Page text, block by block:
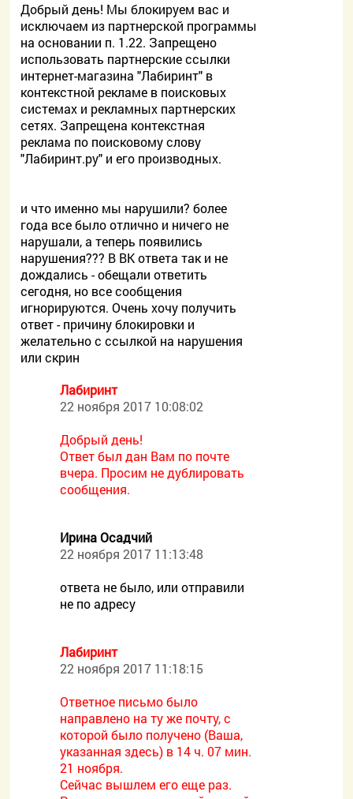
Добрый день! Мы блокируем вас и
исключаем из партнерской программы
на основании п. 1.22. Запрещено
использовать партнерские ссылки
интернет-магазина "Лабиринт" в
контекстной рекламе в поисковых
системах и рекламных партнерских
сетях. Запрещена контекстная
реклама по поисковому слову
"Лабиринт.ру" и его производных.
и что именно мы нарушили? более
года все было отлично и ничего не
нарушали, а теперь появились
нарушения??? В ВК ответа так и не
дождались - обещали ответить
сегодня, но все сообщения
игнорируются. Очень хочу получить
ответ - причину блокировки и
желательно с ссылкой на нарушения
или скрин
Лабиринт
22 ноября 2017 10:08:02
Добрый день!
Ответ был дан Вам по почте
вчера. Просим не дублировать
сообщения.
Ирина Осадчий
22 ноября 2017 11:13:48
ответа не было, или отправили
не по адресу
Лабиринт
22 ноября 2017 11:18:15
Ответное письмо было
направлено на ту же почту, с
которой было получено (Ваша,
указанная здесь) в 14 ч. 07 мин.
21 ноября.
Сейчас вышлем его еще раз.